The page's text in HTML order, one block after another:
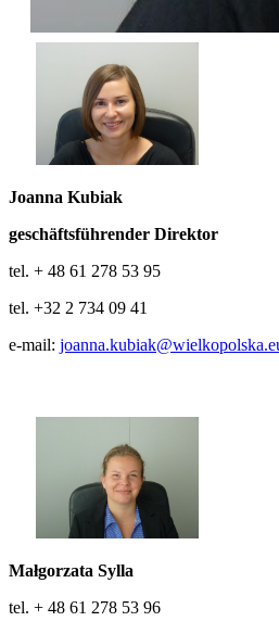
Joanna Kubiak
geschäftsführender Direktor
tel. + 48 61 278 53 95
tel. +32 2 734 09 41
e-mail:
Małgorzata Sylla
tel. + 48 61 278 53 96